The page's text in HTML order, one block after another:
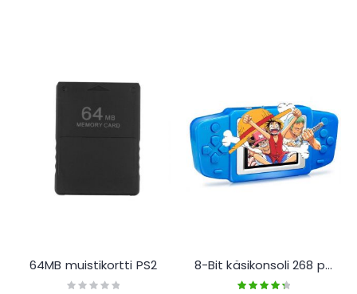
64MB muistikortti PS2
Rating:
8-Bit käsikonsoli 268 peliä
Rating: